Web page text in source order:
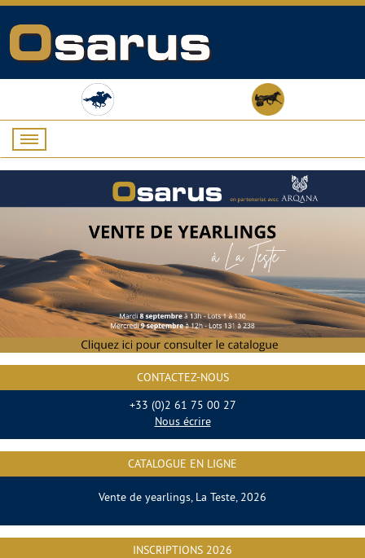
CONTACTEZ-NOUS
+33 (0)2 61 75 00 27
Nous écrire
CATALOGUE EN LIGNE
Vente de yearlings, La Teste, 2026
INSCRIPTIONS 2026